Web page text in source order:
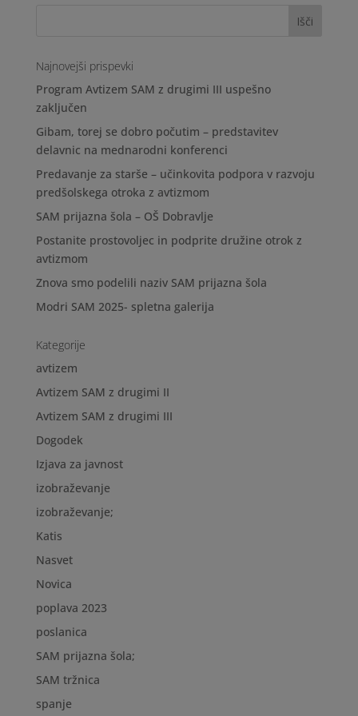
Najnovejši prispevki
Program Avtizem SAM z drugimi III uspešno
zaključen
Gibam, torej se dobro počutim – predstavitev
delavnic na mednarodni konferenci
Predavanje za starše – učinkovita podpora v razvoju
predšolskega otroka z avtizmom
SAM prijazna šola – OŠ Dobravlje
Postanite prostovoljec in podprite družine otrok z
avtizmom
Znova smo podelili naziv SAM prijazna šola
Modri SAM 2025- spletna galerija
Kategorije
avtizem
Avtizem SAM z drugimi II
Avtizem SAM z drugimi III
Dogodek
Izjava za javnost
izobraževanje
izobraževanje;
Katis
Nasvet
Novica
poplava 2023
poslanica
SAM prijazna šola;
SAM tržnica
spanje